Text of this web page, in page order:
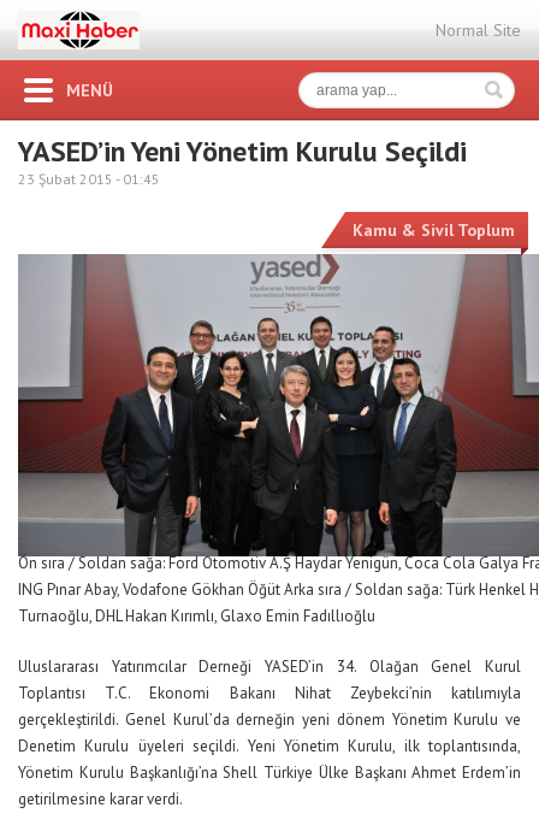
Normal Site
MENÜ
YASED’in Yeni Yönetim Kurulu Seçildi
23 Şubat 2015 - 01:45
Kamu & Sivil Toplum
Ön sıra / Soldan sağa: Ford Otomotiv A.Ş Haydar Yenigün, Coca Cola Galya
ING Pınar Abay, Vodafone Gökhan Öğüt Arka sıra / Soldan sağa: Türk Henkel
Turnaoğlu, DHL Hakan Kırımlı, Glaxo Emin Fadıllıoğlu
Uluslararası Yatırımcılar Derneği YASED’in 34. Olağan Genel Kurul
Toplantısı T.C. Ekonomi Bakanı Nihat Zeybekci’nin katılımıyla
gerçekleştirildi. Genel Kurul’da derneğin yeni dönem Yönetim Kurulu ve
Denetim Kurulu üyeleri seçildi. Yeni Yönetim Kurulu, ilk toplantısında,
Yönetim Kurulu Başkanlığı’na Shell Türkiye Ülke Başkanı Ahmet Erdem’in
getirilmesine karar verdi.